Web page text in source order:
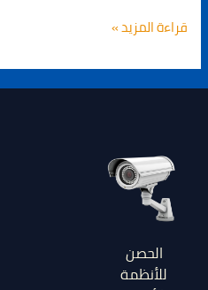
قراءة المزيد »
الحصن
للأنظمة